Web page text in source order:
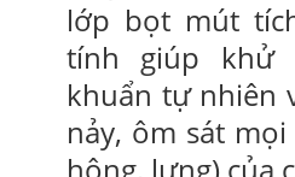
lớp bọt mút
tính giúp khử
khuẩn tự nhiên
nảy, ôm sát